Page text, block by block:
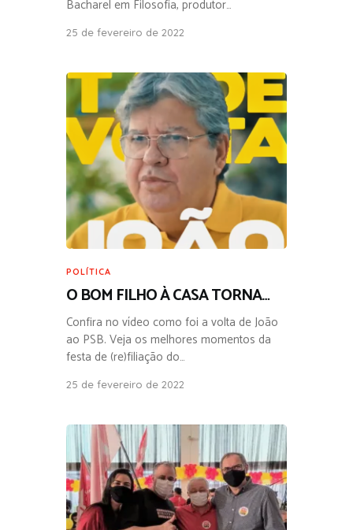
Bacharel em Filosofia, produtor…
25 de fevereiro de 2022
POLÍTICA
O BOM FILHO À CASA TORNA…
Confira no vídeo como foi a volta de João
ao PSB. Veja os melhores momentos da
festa de (re)filiação do…
25 de fevereiro de 2022